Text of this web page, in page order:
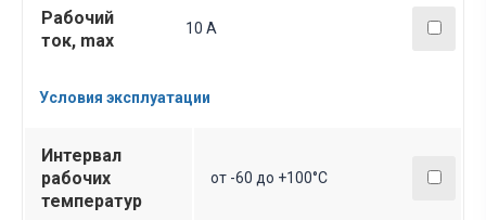
Рабочий
ток, max
10 A
Условия эксплуатации
Интервал
рабочих
температур
от -60 до +100°С